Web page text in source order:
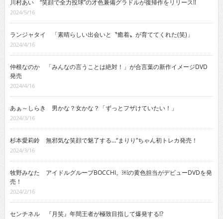
川村あい “笑顔で全力投球”の才色兼備グラドルが復帰作をリリース!!
2024/5/16
ランジャタイ 「素晴らしい出会いと〝癒着〟が育ててくれた(笑)」
2024/4/16
仲根なのか 「みんなの言うことは絶対！」が合言葉の新作イメージDVD
発売
2024/4/16
あぁ～しらき 男かな？女かな？「ずっとフザけていたい！」
2024/3/16
杉本愛莉鈴 無邪気な笑顔で魅了する…“まりり”ちゃん初トレカ発売！
2024/3/16
牧野みなた アイドルグループBOCCHI。￼の黄色担当がデビューDVDを発
売！
2024/2/16
センチネル 『月笑』年間王者が極致目指して爆発する!?